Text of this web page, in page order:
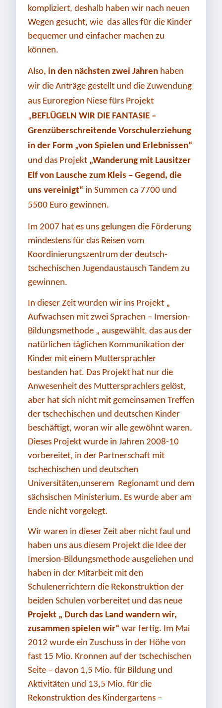
kompliziert, deshalb haben wir nach neuen
Wegen gesucht, wie das alles für die Kinder
bequemer und einfacher machen zu
können.
Also, in den nächsten zwei Jahren haben
wir die Anträge gestellt und die Zuwendung
aus Euroregion Niese fürs Projekt
„BEFLÜGELN WIR DIE FANTASIE –
Grenzüberschreitende Vorschulerziehung
in der Form „von Spielen und Erlebnissen“
und das Projekt „Wanderung mit Lausitzer
Elf von Lausche zum Kleis – Gegend, die
uns vereinigt“ in Summen ca 7700 und
5500 Euro gewinnen.
Im 2007 hat es uns gelungen die Förderung
mindestens für das Reisen vom
Koordinierungszentrum der deutsch-
tschechischen Jugendaustausch Tandem zu
gewinnen.
In dieser Zeit wurden wir ins Projekt „
Aufwachsen mit zwei Sprachen – Imersion-
Bildungsmethode „ ausgewählt, das aus der
natürlichen täglichen Kommunikation der
Kinder mit einem Muttersprachler
bestanden hat. Das Projekt hat nur die
Anwesenheit des Muttersprachlers gelöst,
aber hat sich nicht mit gemeinsamen Treffen
der tschechischen und deutschen Kinder
beschäftigt, woran wir alle gewöhnt waren.
Dieses Projekt wurde in Jahren 2008-10
vorbereitet, in der Partnerschaft mit
tschechischen und deutschen
Universitäten,unserem Regionamt und dem
sächsischen Ministerium. Es wurde aber am
Ende nicht vorgelegt.
Wir waren in dieser Zeit aber nicht faul und
haben uns aus diesem Projekt die Idee der
Imersion-Bildungsmethode ausgeliehen und
haben in der Mitarbeit mit den
Schulenerrichtern die Rekonstruktion der
beiden Schulen vorbereitet und das neue
Projekt „ Durch das Land wandern wir,
zusammen spielen wir“ war fertig. Im Mai
2012 wurde ein Zuschuss in der Höhe von
fast 15 Mio. Kronnen auf der tschechischen
Seite – davon 1,5 Mio. für Bildung und
Aktivitäten und 13,5 Mio. für die
Rekonstruktion des Kindergartens –